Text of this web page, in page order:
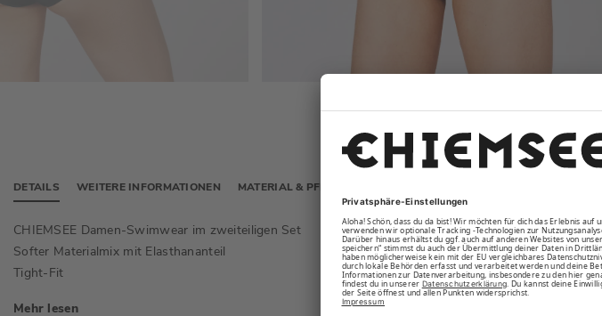
DETAILS
CHIEMSEE Damen-Swimwear im zweiteiligen Set
Softer Materialmix mit Elasthananteil
Tight-Fit
Bikini-Top mit rückseitigen Doppel-Trägern
Badehose mit breiten Seitenstegen
Mehr lesen
WEITERE INFORMATIONEN MATERIAL & PFLEGE